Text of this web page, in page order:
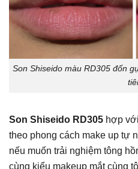
Son Shiseido màu RD305 đốn
Son Shiseido RD305 hợp
theo phong cách make up tự
nếu muốn trải nghiệm tông
cùng kiểu makeup mắt cùng